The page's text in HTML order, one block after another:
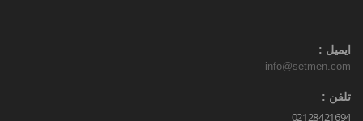
ایمیل :
info@setmen.com
تلفن :
02128421694